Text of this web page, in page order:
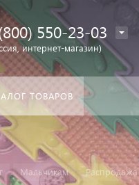
550-23-03
интернет-магазин)
ТОВАРОВ
Мальчикам Распродажа